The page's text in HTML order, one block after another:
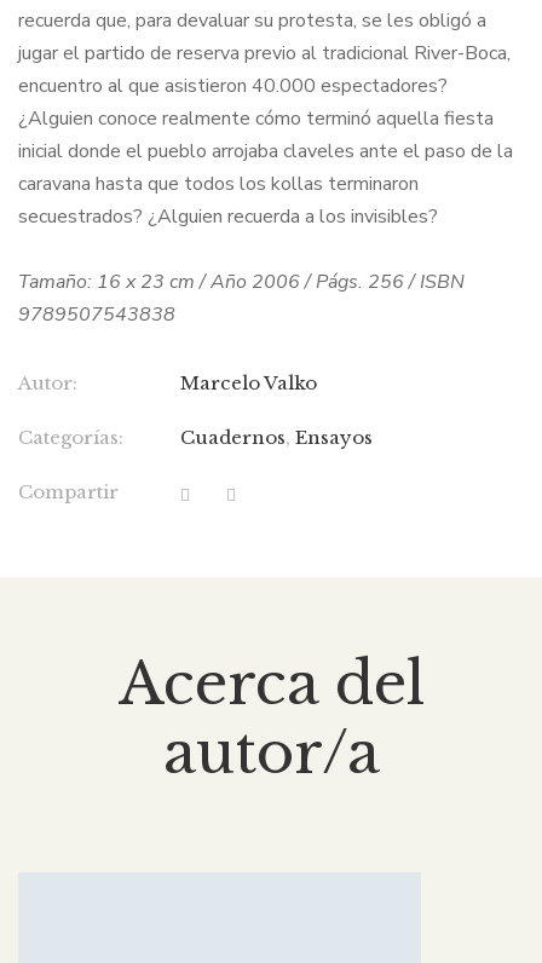
recuerda que, para devaluar su protesta, se les obligó a
jugar el partido de reserva previo al tradicional River-Boca,
encuentro al que asistieron 40.000 espectadores?
¿Alguien conoce realmente cómo terminó aquella fiesta
inicial donde el pueblo arrojaba claveles ante el paso de la
caravana hasta que todos los kollas terminaron
secuestrados? ¿Alguien recuerda a los invisibles?
Tamaño: 16 x 23 cm / Año 2006 / Págs. 256 / ISBN
9789507543838
Autor: Marcelo Valko
Categorías: Cuadernos, Ensayos
Compartir
Acerca del
autor/a